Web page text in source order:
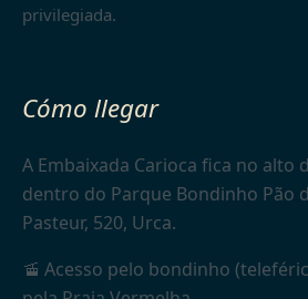
privilegiada.
Cómo llegar
A Embaixada Carioca fica no alto
dentro do Parque Bondinho Pão
Pasteur, 520, Urca.
🚡 Acesso pelo bondinho